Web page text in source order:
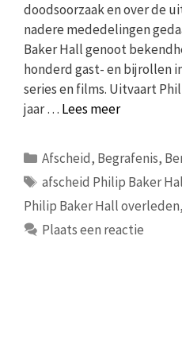
doodsoorzaak en over de
nadere mededelingen
Baker Hall genoot
honderd gast- en bijrollen
series en films. Uitvaart
jaar … Lees meer
Categorieën
Afscheid, Begrafenis,
Tags
afscheid Philip Baker
Philip Baker Hall overleden,
Plaats een reactie